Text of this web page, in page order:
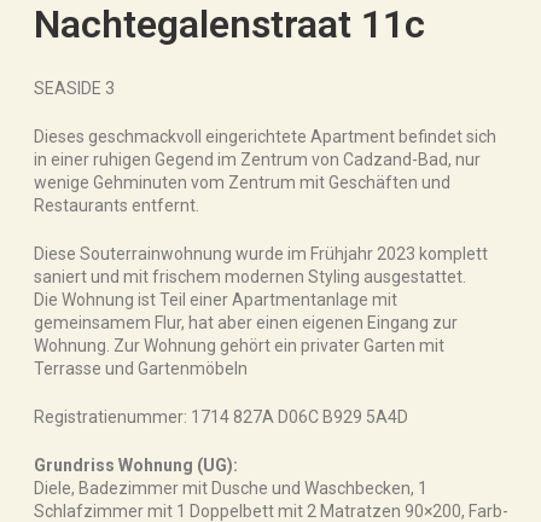
Nachtegalenstraat 11c
SEASIDE 3
Dieses geschmackvoll eingerichtete Apartment befindet sich
in einer ruhigen Gegend im Zentrum von Cadzand-Bad, nur
wenige Gehminuten vom Zentrum mit Geschäften und
Restaurants entfernt.
Diese Souterrainwohnung wurde im Frühjahr 2023 komplett
saniert und mit frischem modernen Styling ausgestattet.
Die Wohnung ist Teil einer Apartmentanlage mit
gemeinsamem Flur, hat aber einen eigenen Eingang zur
Wohnung. Zur Wohnung gehört ein privater Garten mit
Terrasse und Gartenmöbeln
Registratienummer: 1714 827A D06C B929 5A4D
Grundriss Wohnung (UG):
Diele, Badezimmer mit Dusche und Waschbecken, 1
Schlafzimmer mit 1 Doppelbett mit 2 Matratzen 90×200, Farb-